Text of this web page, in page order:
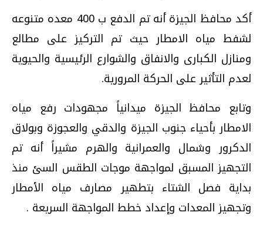
أكد محافظ الجيزة أنه تم الدفع ب 400 معده متنوعه
لشفط مياه الامطار حيث تم التركيز على مطالع
ومنازل الكبارى والانفاق والشوارع الرئيسية والحيوية
لعدم التأثير على الحركة المرورية.
وتابع محافظ الجيزة ميدانياً مجهودات رفع مياه
الامطار بأحياء جنوب الجيزة والدقي والعجوزة وبولاق
الدكرور وشمال والعمرانية والهرم مشيراً أنه تم
التجهيز المسبق لمواجهة موجات الطقس السئ منذ
بداية فصل الشتاء بتطهير مصارف مياه الأمطار
وتجهيز المعدات وإعداد خطط المواجهة السريعة .